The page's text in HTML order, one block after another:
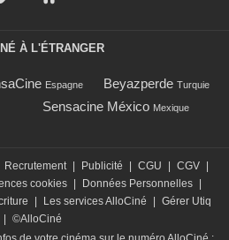
À L'ÉTRANGER
Espagne Beyazperde Turquie
Sensacine México Mexique
Recrutement Publicité CGU CGV
cookies Données Personnelles
Les services AlloCiné
Gérer Utiq
©AlloCiné